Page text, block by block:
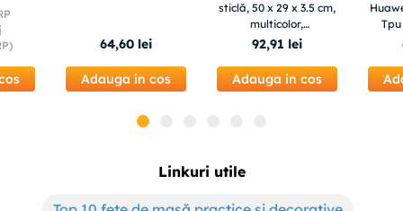
64,60 lei
Adauga in cos
sticlă, 50 x 29 x 3.5 cm,
multicolor,
244KNG1748
92,91 lei
Adauga in cos
Linkuri utile